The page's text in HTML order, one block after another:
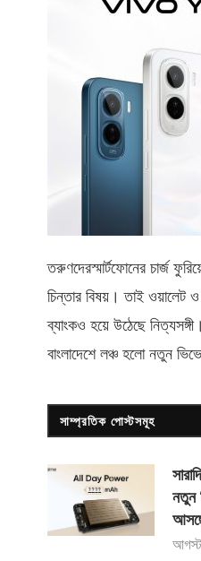
তরুণদেরস্মার্টফোনের চার্জ
চিন্তার বিষয়। তাই ওয়ালেট ও
ব্যাংকও হয়ে উঠেছে
বাংলাদেশে লঞ্চ হলো নতুন
সাম্প্রতিক পোস্টসমূহ
নতুন